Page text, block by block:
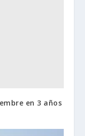
en 3 años